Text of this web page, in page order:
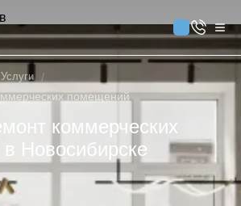
Услуги /
помещений
коммерческих
Новосибирске